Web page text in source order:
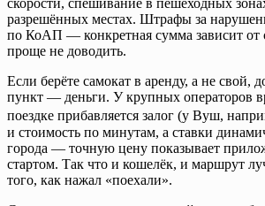
скорости, спешивание в пешеходных
разрешённых местах. Штрафы за
по КоАП — конкретная сумма зависит от
проще не доводить.
Если берёте самокат в аренду, а не свой,
пункт — деньги. У крупных операторов
поездке прибавляется залог (у Вуш,
и стоимость по минутам, а ставки
города — точную цену показывает
стартом. Так что и кошелёк, и маршрут
того, как нажал «поехали».